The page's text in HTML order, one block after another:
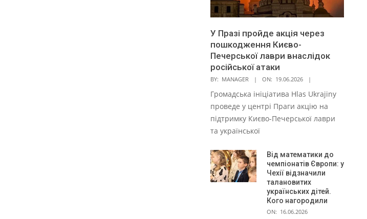
У Празі пройде акція через
пошкодження Києво-
Печерської лаври внаслідок
російської атаки
BY: MANAGER ON: 19.06.2026
Громадська ініціатива Hlas Ukrajiny
проведе у центрі Праги акцію на
підтримку Києво-Печерської лаври
та української
Від математики до
чемпіонатів Європи: у
Чехії відзначили
талановитих
українських дітей.
Кого нагородили
ON: 16.06.2026